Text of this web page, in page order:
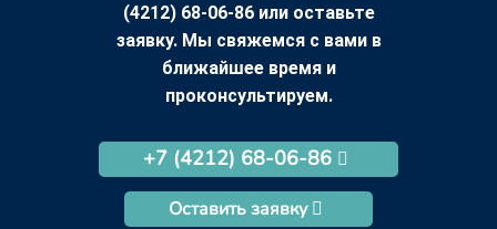
(4212) 68-06-86 или оставьте
заявку. Мы свяжемся с вами в
ближайшее время и
проконсультируем.
+7 (4212) 68-06-86
Оставить заявку